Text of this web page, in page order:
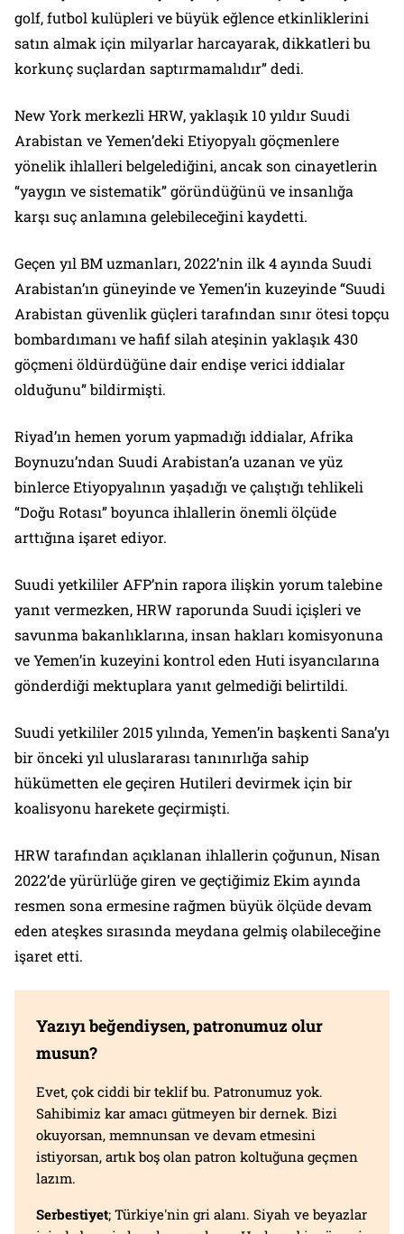
golf, futbol kulüpleri ve büyük eğlence etkinliklerini
satın almak için milyarlar harcayarak, dikkatleri bu
korkunç suçlardan saptırmamalıdır” dedi.
New York merkezli HRW, yaklaşık 10 yıldır Suudi
Arabistan ve Yemen’deki Etiyopyalı göçmenlere
yönelik ihlalleri belgelediğini, ancak son cinayetlerin
“yaygın ve sistematik” göründüğünü ve insanlığa
karşı suç anlamına gelebileceğini kaydetti.
Geçen yıl BM uzmanları, 2022’nin ilk 4 ayında Suudi
Arabistan’ın güneyinde ve Yemen’in kuzeyinde “Suudi
Arabistan güvenlik güçleri tarafından sınır ötesi topçu
bombardımanı ve hafif silah ateşinin yaklaşık 430
göçmeni öldürdüğüne dair endişe verici iddialar
olduğunu” bildirmişti.
Riyad’ın hemen yorum yapmadığı iddialar, Afrika
Boynuzu’ndan Suudi Arabistan’a uzanan ve yüz
binlerce Etiyopyalının yaşadığı ve çalıştığı tehlikeli
“Doğu Rotası” boyunca ihlallerin önemli ölçüde
arttığına işaret ediyor.
Suudi yetkililer AFP’nin rapora ilişkin yorum talebine
yanıt vermezken, HRW raporunda Suudi içişleri ve
savunma bakanlıklarına, insan hakları komisyonuna
ve Yemen’in kuzeyini kontrol eden Huti isyancılarına
gönderdiği mektuplara yanıt gelmediği belirtildi.
Suudi yetkililer 2015 yılında, Yemen’in başkenti Sana’yı
bir önceki yıl uluslararası tanınırlığa sahip
hükümetten ele geçiren Hutileri devirmek için bir
koalisyonu harekete geçirmişti.
HRW tarafından açıklanan ihlallerin çoğunun, Nisan
2022’de yürürlüğe giren ve geçtiğimiz Ekim ayında
resmen sona ermesine rağmen büyük ölçüde devam
eden ateşkes sırasında meydana gelmiş olabileceğine
işaret etti.
Yazıyı beğendiysen, patronumuz olur
musun?
Evet, çok ciddi bir teklif bu. Patronumuz yok.
Sahibimiz kar amacı gütmeyen bir dernek. Bizi
okuyorsan, memnunsan ve devam etmesini
istiyorsan, artık boş olan patron koltuğuna geçmen
lazım.
Serbestiyet; Türkiye'nin gri alanı. Siyah ve beyazlar